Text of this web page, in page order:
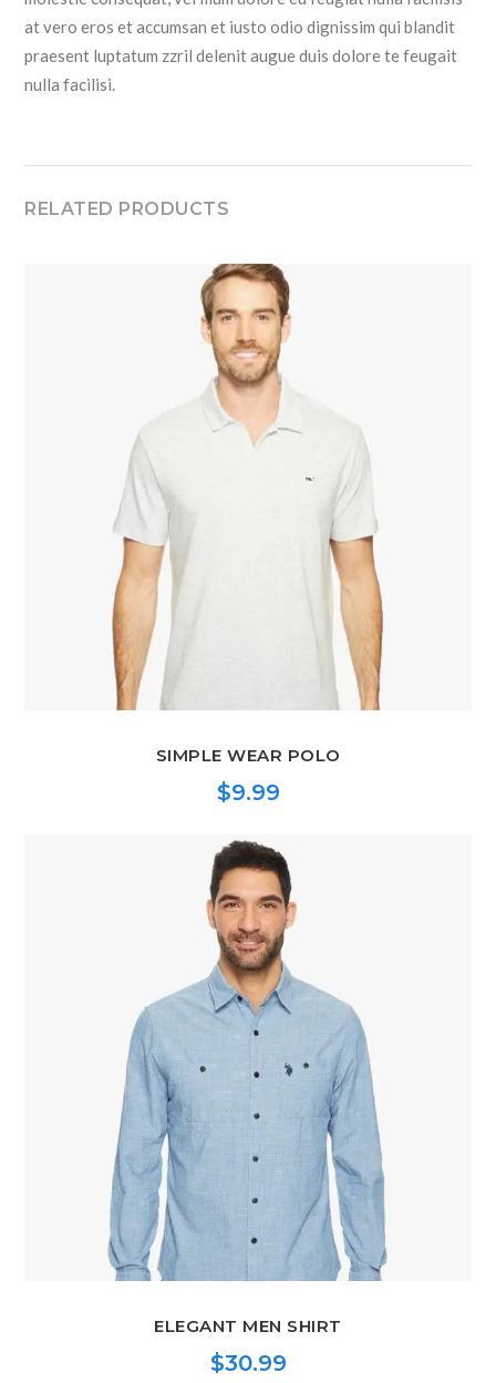
at vero eros et accumsan et iusto odio dignissim qui blandit
praesent luptatum zzril delenit augue duis dolore te feugait
nulla facilisi.
RELATED PRODUCTS
SIMPLE WEAR POLO
$9.99
ELEGANT MEN SHIRT
$30.99